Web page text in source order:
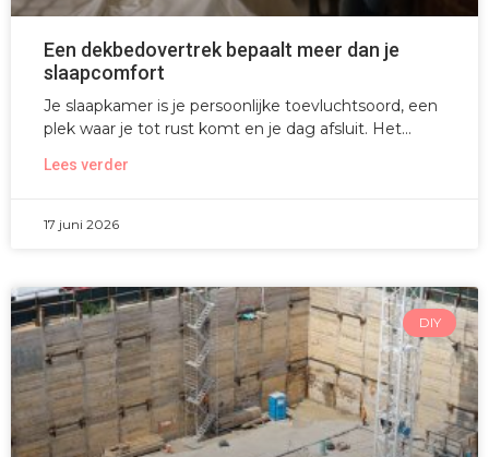
Een dekbedovertrek bepaalt meer dan je
slaapcomfort
Je slaapkamer is je persoonlijke toevluchtsoord, een
plek waar je tot rust komt en je dag afsluit. Het
Lees verder
17 juni 2026
DIY